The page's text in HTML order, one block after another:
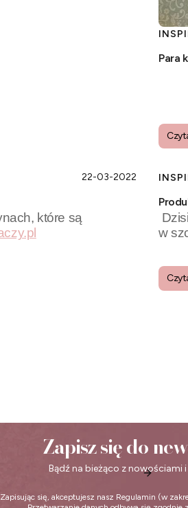
Para
22-03-2022
które są
w
Zapisz się do
Bądź na bieżąco z nowościami
Zapisując się, akceptujesz nasz Regulamin (w